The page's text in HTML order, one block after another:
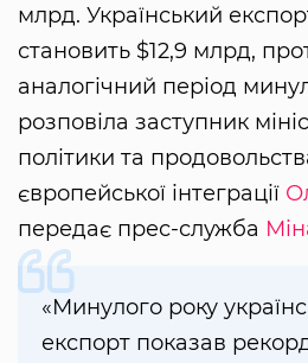
млрд. Український
становить $12,9 млрд,
аналогічний період
розповіла заступник
політики та
європейської інтеграції
передає прес-служба
«Минулого року
експорт показав